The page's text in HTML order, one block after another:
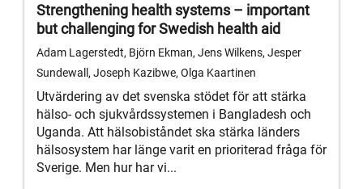
Strengthening health systems – important
but challenging for Swedish health aid
Adam Lagerstedt, Björn Ekman, Jens Wilkens, Jesper
Sundewall, Joseph Kazibwe, Olga Kaartinen
Utvärdering av det svenska stödet för att stärka
hälso- och sjukvårdssystemen i Bangladesh och
Uganda. Att hälsobiståndet ska stärka länders
hälsosystem har länge varit en prioriterad fråga för
Sverige. Men hur har vi...